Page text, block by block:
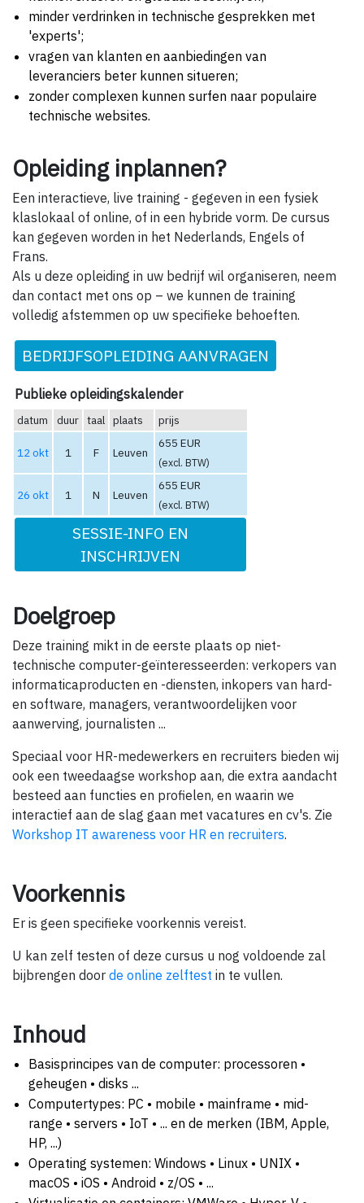
minder verdrinken in technische gesprekken met
'experts';
vragen van klanten en aanbiedingen van
leveranciers beter kunnen situeren;
zonder complexen kunnen surfen naar populaire
technische websites.
Opleiding inplannen?
Een interactieve, live training - gegeven in een fysiek
klaslokaal of online, of in een hybride vorm. De cursus
kan gegeven worden in het Nederlands, Engels of
Frans.
Als u deze opleiding in uw bedrijf wil organiseren, neem
dan contact met ons op – we kunnen de training
volledig afstemmen op uw specifieke behoeften.
BEDRIJFSOPLEIDING AANVRAGEN
Publieke opleidingskalender
datum duur taal plaats prijs
12 okt 1 F Leuven
655 EUR
(excl. BTW)
26 okt 1 N Leuven
655 EUR
(excl. BTW)
SESSIE-INFO EN
INSCHRIJVEN
Doelgroep
Deze training mikt in de eerste plaats op niet-
technische computer-geïnteresseerden: verkopers van
informaticaproducten en -diensten, inkopers van hard-
en software, managers, verantwoordelijken voor
aanwerving, journalisten ...
Speciaal voor HR-medewerkers en recruiters bieden wij
ook een tweedaagse workshop aan, die extra aandacht
besteed aan functies en profielen, en waarin we
interactief aan de slag gaan met vacatures en cv's. Zie
Workshop IT awareness voor HR en recruiters.
Voorkennis
Er is geen specifieke voorkennis vereist.
U kan zelf testen of deze cursus u nog voldoende zal
bijbrengen door de online zelftest in te vullen.
Inhoud
Basisprincipes van de computer: processoren •
geheugen • disks ...
Computertypes: PC • mobile • mainframe • mid-
range • servers • IoT • ... en de merken (IBM, Apple,
HP, ...)
Operating systemen: Windows • Linux • UNIX •
macOS • iOS • Android • z/OS • ...